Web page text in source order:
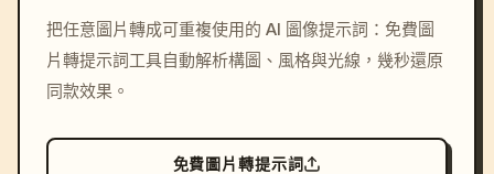
c, cyberpunk sunset, neon
colors, 8k --v 6.0
把任意圖片轉成可重複使用的 AI 圖像提示詞：免費圖
片轉提示詞工具自動解析構圖、風格與光線，幾秒還原
同款效果。
免費圖片轉提示詞